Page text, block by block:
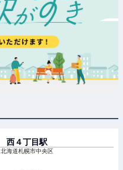
西４丁目駅
北海道札幌市中央区